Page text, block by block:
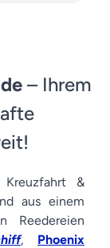
– Ihrem
&
aus einem
Reedereien
, Phoenix